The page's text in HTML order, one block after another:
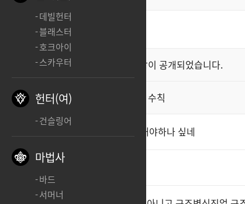
데빌헌터
블래스터
호크아이
스카우터
헌터(여)
건슬링어
마법사
바드
서머너
최신순 좋아요순
공지 클래스 스킬 영상이 공개되었습니다.
공지 직업게시판 이용 수칙
스트레스 받으면서 까지 겜을 해야하나 싶네
ㅊㅊ 2